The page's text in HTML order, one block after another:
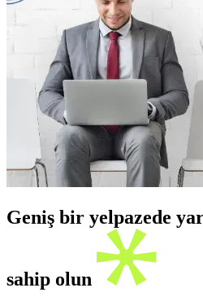
Geniş bir yelpazede
sahip olun